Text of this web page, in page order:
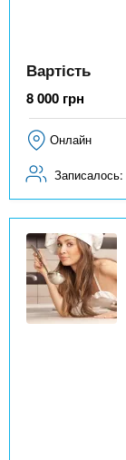
Вартість
8 000 грн
Онлайн
Записалось: